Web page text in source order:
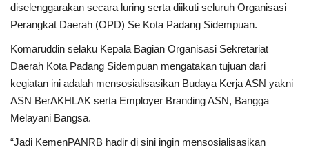
diselenggarakan secara luring serta diikuti seluruh Organisasi
Perangkat Daerah (OPD) Se Kota Padang Sidempuan.
Komaruddin selaku Kepala Bagian Organisasi Sekretariat
Daerah Kota Padang Sidempuan mengatakan tujuan dari
kegiatan ini adalah mensosialisasikan Budaya Kerja ASN yakni
ASN BerAKHLAK serta Employer Branding ASN, Bangga
Melayani Bangsa.
“Jadi KemenPANRB hadir di sini ingin mensosialisasikan